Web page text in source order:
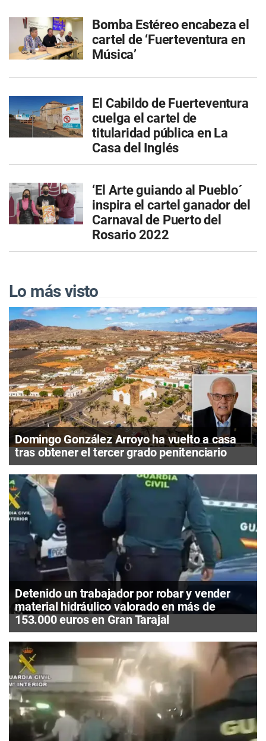
Bomba Estéreo encabeza el
cartel de ‘Fuerteventura en
Música’
El Cabildo de Fuerteventura
cuelga el cartel de
titularidad pública en La
Casa del Inglés
‘El Arte guiando al Pueblo´
inspira el cartel ganador del
Carnaval de Puerto del
Rosario 2022
Lo más visto
Domingo González Arroyo ha vuelto a casa
tras obtener el tercer grado penitenciario
Detenido un trabajador por robar y vender
material hidráulico valorado en más de
153.000 euros en Gran Tarajal